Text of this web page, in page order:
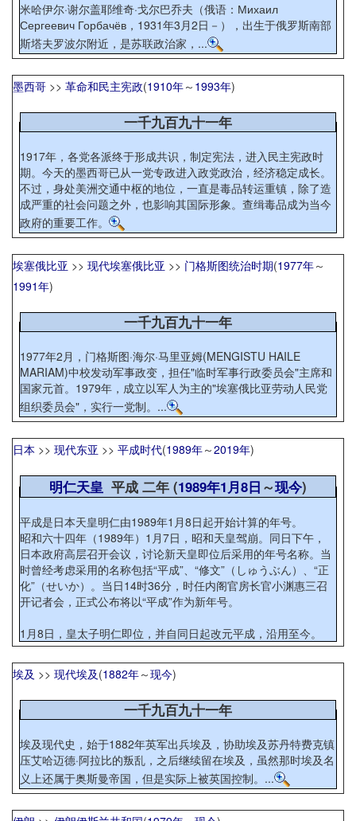
米哈伊尔·谢尔盖耶维奇·戈尔巴乔夫（俄语：Михаил
Сергеевич Горбачёв，1931年3月2日－），出生于俄罗斯南部
斯塔夫罗波尔附近，是苏联政治家，...
墨西哥 >> 革命和民主宪政(1910年～ 1993年)
一千九百九十一年
1917年，各党各派终于形成共识，制定宪法，进入民主宪政时
期。今天的墨西哥已从一党专政进入政党政治，经济稳定成长。
不过，身处美洲交通中枢的地位，一直是毒品转运重镇，除了造
成严重的社会问题之外，也影响其国际形象。查缉毒品成为当今
政府的重要工作。
埃塞俄比亚 >> 现代埃塞俄比亚 >> 门格斯图统治时期(1977年～
1991年)
一千九百九十一年
1977年2月，门格斯图·海尔·马里亚姆(MENGISTU HAILE
MARIAM)中校发动军事政变，担任"临时军事行政委员会"主席和
国家元首。1979年，成立以军人为主的"埃塞俄比亚劳动人民党
组织委员会"，实行一党制。...
日本 >> 现代东亚 >> 平成时代(1989年～2019年)
明仁天皇平成 二年 (1989年1月8日 ～现今)
平成是日本天皇明仁由1989年1月8日起开始计算的年号。
昭和六十四年（1989年）1月7日，昭和天皇驾崩。同日下午，
日本政府高层召开会议，讨论新天皇即位后采用的年号名称。当
时曾经考虑采用的名称包括“平成”、“修文”（しゅうぶん）、“正
化”（せいか）。当日14时36分，时任内阁官房长官小渊惠三召
开记者会，正式公布将以“平成”作为新年号。
1月8日，皇太子明仁即位，并自同日起改元平成，沿用至今。
埃及 >> 现代埃及(1882年～现今)
一千九百九十一年
埃及现代史，始于1882年英军出兵埃及，协助埃及苏丹特费克镇
压艾哈迈德·阿拉比的叛乱，之后继续留在埃及，虽然那时埃及名
义上还属于奥斯曼帝国，但是实际上被英国控制。...